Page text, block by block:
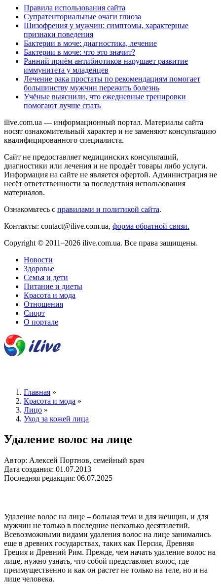
Правила использования сайта
Супратенториальные очаги глиоза
Шизофрения у мужчин: симптомы, характерные
признаки поведения
Бактерии в моче: диагностика, лечение
Бактерии в моче: что это значит?
Ранний приём антибиотиков нарушает развитие
иммунитета у младенцев
Лечение рака простаты по рекомендациям помогает
большинству мужчин пережить болезнь
Учёные выяснили, что ежедневные тренировки
помогают лучше спать
ilive.com.ua — информационный портал. Материалы сайта
носят ознакомительный характер и не заменяют консультацию
квалифицированного специалиста.
Сайт не предоставляет медицинских консультаций,
диагностики или лечения и не продаёт товары либо услуги.
Информация на сайте не является офертой. Администрация не
несёт ответственности за последствия использования
материалов.
Ознакомьтесь с правилами и политикой сайта.
Контакты: contact@ilive.com.ua, форма обратной связи.
Copyright © 2011–2026 ilive.com.ua. Все права защищены.
Новости
Здоровье
Семья и дети
Питание и диеты
Красота и мода
Отношения
Спорт
О портале
Главная »
Красота и мода »
Лицо »
Уход за кожей лица
Удаление волос на лице
Автор: Алексей Портнов, семейный врач
Дата создания: 01.07.2013
Последняя редакция: 06.07.2025
Удаление волос на лице – больная тема и для женщин, и для
мужчин не только в последние несколько десятилетий.
Всевозможными видами удаления волос на лице занимались
еще в древних государствах, таких как Персия, Древняя
Греция и Древний Рим. Прежде, чем начать удаление волос на
лице, нужно узнать, что собой представляет волос, где
преимущественно и как он растет не только на теле, но и на
лице человека.